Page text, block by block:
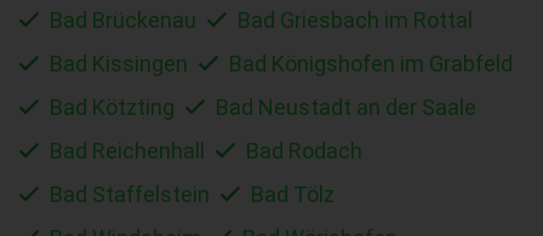
Bad Brückenau
Bad Griesbach im Rottal
Bad Kissingen
Bad Königshofen im Grabfeld
Bad Kötzting
Bad Neustadt an der Saale
Bad Reichenhall
Bad Rodach
Bad Staffelstein
Bad Tölz